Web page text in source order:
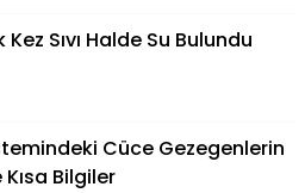
Sıvı Halde Su Bulundu
Cüce Gezegenlerin
Bilgiler